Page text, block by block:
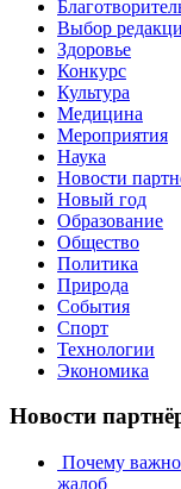
Выбор
Здоровье
Конкурс
Культура
Медицина
Мероприятия
Наука
Новости
Новый год
Образование
Общество
Политика
Природа
События
Спорт
Технологии
Экономика
Новости
Почему важно
жалоб